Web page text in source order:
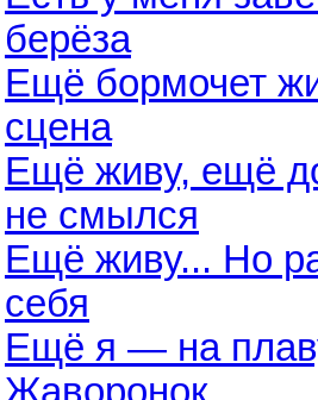
берёза
Ещё бормочет
сцена
Ещё живу, ещё
не смылся
Ещё живу... Но
себя
Ещё я — на